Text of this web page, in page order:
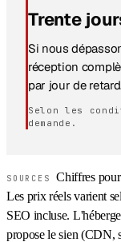
Trente
Si nous
réception
par jour de
Selon les
demande.
SOURCESChiffres
Les prix réels varient
SEO incluse.
propose le sien (CDN,